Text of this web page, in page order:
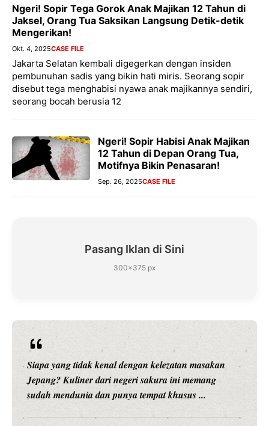
Ngeri! Sopir Tega Gorok Anak Majikan 12 Tahun di
Jaksel, Orang Tua Saksikan Langsung Detik-detik
Mengerikan!
Okt. 4, 2025CASE FILE
Jakarta Selatan kembali digegerkan dengan insiden
pembunuhan sadis yang bikin hati miris. Seorang sopir
disebut tega menghabisi nyawa anak majikannya sendiri,
seorang bocah berusia 12
Ngeri! Sopir Habisi Anak Majikan
12 Tahun di Depan Orang Tua,
Motifnya Bikin Penasaran!
Sep. 26, 2025CASE FILE
Pasang Iklan di Sini
300×375 px
Siapa yang tidak kenal dengan kelezatan masakan
Jepang? Kuliner dari negeri sakura ini memang
sudah mendunia dan punya tempat khusus ...